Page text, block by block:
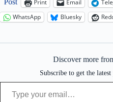
Print Email
WhatsApp
Bluesky
Discover more
Subscribe to get the
Type your email…